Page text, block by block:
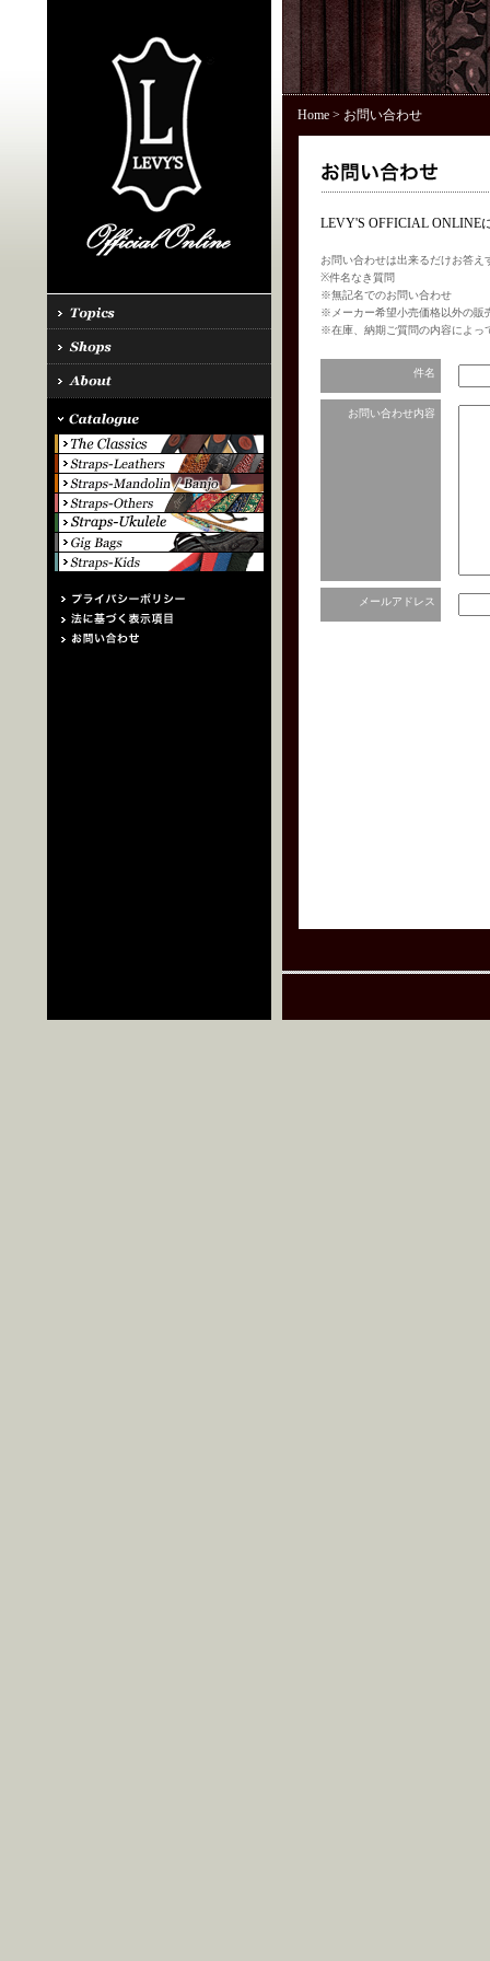
Home> お問い合わせ
LEVY'S OFFICIAL ONLINE
お問い合わせは出来るだけお答
※件名なき質問
※無記名でのお問い合わせ
※メーカー希望小売価格以外の販
※在庫、納期ご質問の内容によっ
件名
お問い合わせ内容
メールアドレス